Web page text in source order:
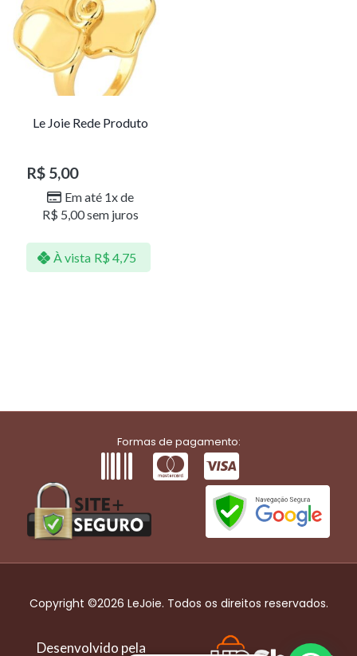
Le Joie Rede Produto
R$ 5,00
Em até 1x de
R$ 5,00sem juros
À vista R$ 4,75
Formas de pagamento:
Copyright ©2026 LeJoie. Todos os direitos reservados.
Desenvolvido pela